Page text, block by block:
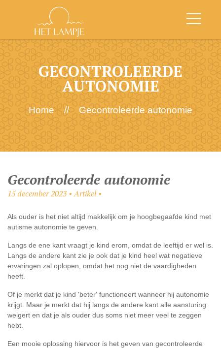
GECONTROLEERDE
AUTONOMIE
Home // Gecontroleerde autonomie
Gecontroleerde autonomie
15 december 2023 • Artikel •
Als ouder is het niet altijd makkelijk om je hoogbegaafde kind met
autisme autonomie te geven.
Langs de ene kant vraagt je kind erom, omdat de leeftijd er wel is.
Langs de andere kant zie je ook dat je kind heel wat negatieve
ervaringen zal oplopen, omdat het nog niet de vaardigheden
heeft.
Of je merkt dat je kind 'beter' functioneert wanneer hij autonomie
krijgt. Maar je merkt dat hij langs de andere kant alle aansturing
weigert en dat je als ouder dus soms niet meer veel te zeggen
hebt.
Een mooie oplossing hiervoor is het geven van gecontroleerde